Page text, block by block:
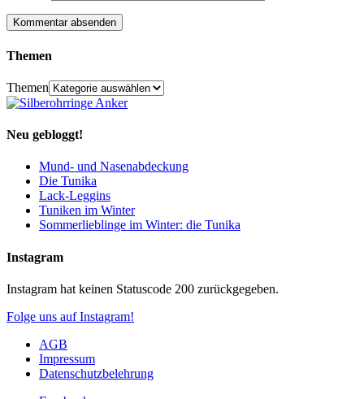
Themen
Themen
Neu gebloggt!
Mund- und Nasenabdeckung
Die Tunika
Lack-Leggins
Tuniken im Winter
Sommerlieblinge im Winter: die Tunika
Instagram
Instagram hat keinen Statuscode 200 zurückgegeben.
Folge uns auf Instagram!
AGB
Impressum
Datenschutzbelehrung